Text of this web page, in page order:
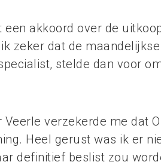
akkoord over de
zeker dat de
stelde dan voor
verzekerde me dat
Heel gerust was ik er
definitief beslist zou